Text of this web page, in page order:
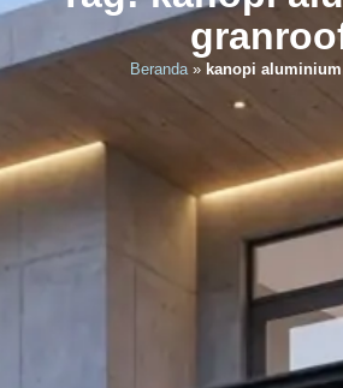
Beranda» kanopi